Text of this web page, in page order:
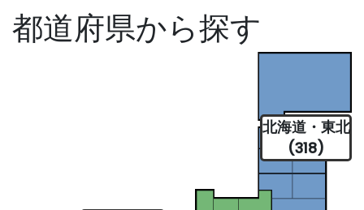
都道府県から探す
北海道・東北
(318)